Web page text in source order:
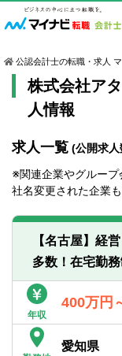
公認会計士の転職・求人
株式会社ア
人情報
求人一覧 (公開求人
※関連企業やグループ
社名変更された企業
【名古屋】経
多数！在宅勤
年収
400万円
愛知県